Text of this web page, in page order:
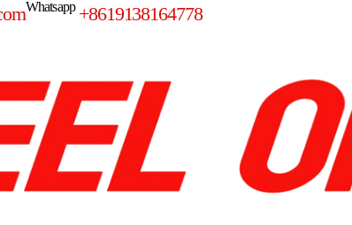
Whatsapp +8619138164778